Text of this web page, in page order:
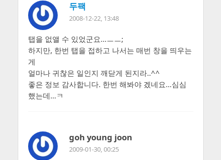
두팩
2008-12-22, 13:48
탭을 없앨 수 있었군요…ㅡㅡ;
하지만, 한번 탭을 접하고 나서는 매번 창을 띄우는
게
얼마나 귀찮은 일인지 깨닫게 된지라..^^
좋은 정보 감사합니다. 한번 해봐야 겠네요…심심
했는데…ㅋ
goh young joon
2009-01-30, 00:25